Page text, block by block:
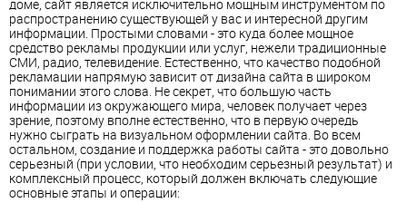
доме, сайт является исключительно мощным инструментом по
распространению существующей у вас и интересной другим
информации. Простыми словами - это куда более мощное
средство рекламы продукции или услуг, нежели традиционные
СМИ, радио, телевидение. Естественно, что качество подобной
рекламации напрямую зависит от дизайна сайта в широком
понимании этого слова. Не секрет, что большую часть
информации из окружающего мира, человек получает через
зрение, поэтому вполне естественно, что в первую очередь
нужно сыграть на визуальном оформлении сайта. Во всем
остальном, создание и поддержка работы сайта - это довольно
серьезный (при условии, что необходим серьезный результат) и
комплексный процесс, который должен включать следующие
основные этапы и операции: